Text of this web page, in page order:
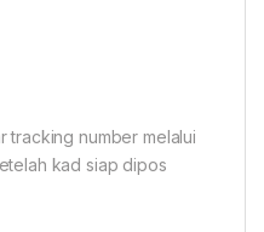
tracking number melalui
kad siap dipos